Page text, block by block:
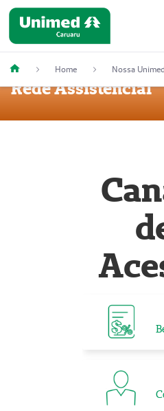
Home Nossa Unimed
Rede Assistencial